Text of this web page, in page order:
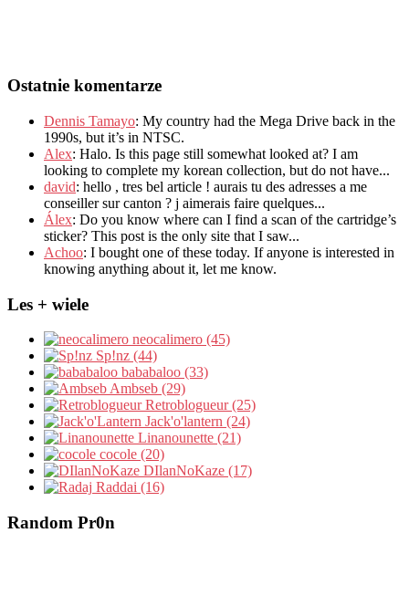
Ostatnie komentarze
Dennis Tamayo: My country had the Mega Drive back in the
1990s, but it’s in NTSC.
Alex: Halo. Is this page still somewhat looked at? I am
looking to complete my korean collection, but do not have...
david: hello , tres bel article ! aurais tu des adresses a me
conseiller sur canton ? j aimerais faire quelques...
Álex: Do you know where can I find a scan of the cartridge’s
sticker? This post is the only site that I saw...
Achoo: I bought one of these today. If anyone is interested in
knowing anything about it, let me know.
Les + wiele
neocalimero (45)
Sp!nz (44)
bababaloo (33)
Ambseb (29)
Retroblogueur (25)
Jack'o'lantern (24)
Linanounette (21)
cocole (20)
DIlanNoKaze (17)
Raddai (16)
Random Pr0n